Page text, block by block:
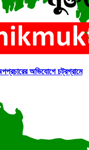
অভিযোগে চট্রগ্রামে